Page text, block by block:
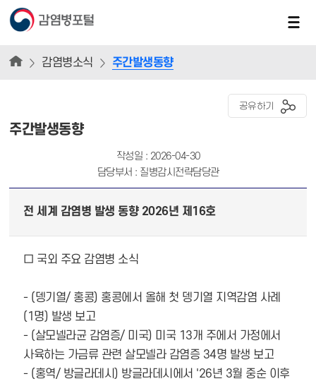
감염병소식 주간발생동향
공유하기
주간발생동향
작성일 : 2026-04-30
담당부서 : 질병감시전략담당관
전 세계 감염병 발생 동향 2026년 제16호
□ 국외 주요 감염병 소식
- (뎅기열/ 홍콩) 홍콩에서 올해 첫 뎅기열 지역감염 사례
(1 명) 발생 보고
- (살모넬라균 감염증/ 미국) 미국 13개 주에서 가정에서
사육하는 가금류 관련 살모넬라 감염증 34명 발생 보고
- (홍역/ 방글라데시 ) 방글라데시에서 '26년 3월 중순 이후